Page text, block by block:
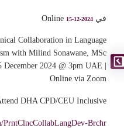
في Online 15-12-2024
Collaboration in Language
with Milind Sonawane, MSc
2024 @ 3pm UAE |
Online via Zoom
DHA CPD/CEU Inclusive*
Brchr